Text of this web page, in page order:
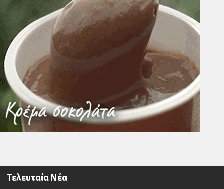
Τελευταία Νέα